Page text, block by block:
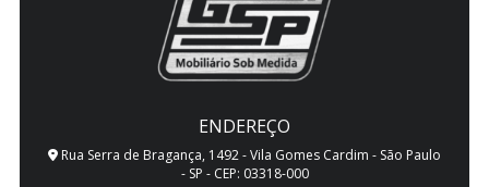
ENDEREÇO
Rua Serra de Bragança, 1492 - Vila Gomes Cardim - São Paulo
- SP - CEP: 03318-000